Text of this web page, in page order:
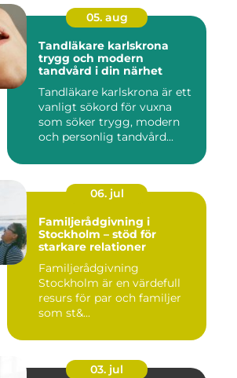
05. aug
Tandläkare karlskrona
trygg och modern
tandvård i din närhet
Tandläkare karlskrona är ett
vanligt sökord för vuxna
som söker trygg, modern
och personlig tandvård...
06. jul
Familjerådgivning i
Stockholm – stöd för
starkare relationer
Familjerådgivning
Stockholm är en värdefull
resurs för par och familjer
som st&...
03. jul